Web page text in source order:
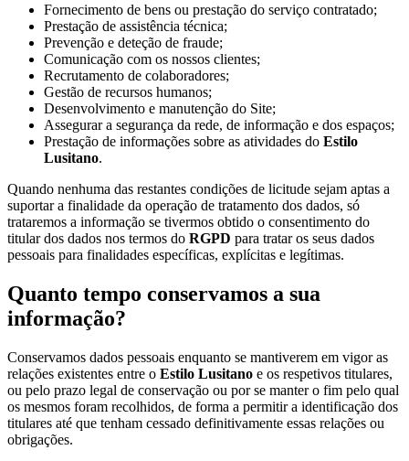
Fornecimento de bens ou prestação do serviço contratado;
Prestação de assistência técnica;
Prevenção e deteção de fraude;
Comunicação com os nossos clientes;
Recrutamento de colaboradores;
Gestão de recursos humanos;
Desenvolvimento e manutenção do Site;
Assegurar a segurança da rede, de informação e dos espaços;
Prestação de informações sobre as atividades do Estilo
Lusitano.
Quando nenhuma das restantes condições de licitude sejam aptas a
suportar a finalidade da operação de tratamento dos dados, só
trataremos a informação se tivermos obtido o consentimento do
titular dos dados nos termos do RGPD para tratar os seus dados
pessoais para finalidades específicas, explícitas e legítimas.
Quanto tempo conservamos a sua
informação?
Conservamos dados pessoais enquanto se mantiverem em vigor as
relações existentes entre o Estilo Lusitano e os respetivos titulares,
ou pelo prazo legal de conservação ou por se manter o fim pelo qual
os mesmos foram recolhidos, de forma a permitir a identificação dos
titulares até que tenham cessado definitivamente essas relações ou
obrigações.